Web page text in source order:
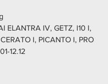
ELANTRA IV, GETZ, I10 I,
I, PICANTO I, PRO
12.12